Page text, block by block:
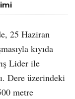
25 Haziran
kıyıda
Lider ile
Dere üzerindeki
metre